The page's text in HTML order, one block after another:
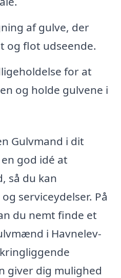
af gulve, der
og flot udseende.
for at
og holde gulvene i
Gulvmand i dit
god idé at
så du kan
serviceydelser. På
du nemt finde et
i Havnelev-
giver dig mulighed